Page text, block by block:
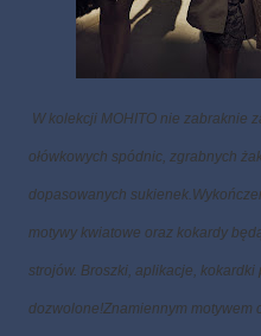
W kolekcji MOHITO nie zabraknie
ołówkowych spódnic, zgrabnych
dopasowanych sukienek.
motywy kwiatowe oraz kokardy
strojów. Broszki, aplikacje,
dozwolone!Znamiennym motywem